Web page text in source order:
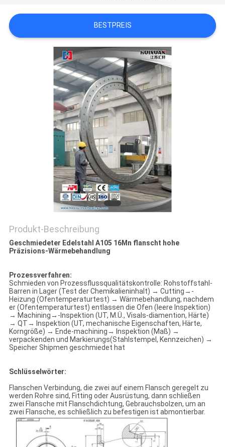
BESTPREIS
Produkt-Beschreibung
Geschmiedeter Edelstahl A105 16Mn flanscht hohe
Präzisions-Wärmebehandlung
Prozessverfahren:
Schmieden von Prozessflussqualitätskontrolle: Rohstoffstahl-
Barren in Lager (Test der Chemikalieninhalt) → Cutting→-
Heizung (Ofentemperaturtest) → Wärmebehandlung, nachdem
er (Ofentemperaturtest) entlassen die Ofen (leere Inspektion)
→ Machining→-Inspektion (UT, M.Ü., Visals-diamention, Härte)
→ QT→ Inspektion (UT, mechanische Eigenschaften, Härte,
Korngröße) → Ende-machining→ Inspektion (Maß) →
verpackenden und Markierungs(Stahlstempel, Kennzeichen) →
Speicher Shipmen geschmiedet hat
Schlüsselwörter:
Flanschen Verbindung, die zwei auf einem Flansch geregelt zu
werden Rohre sind, Fitting oder Ausrüstung, dann schließen
zwei Flansche mit Flanschdichtung, Gebrauchsbolzen, um an
zwei Flansche, es schließlich zu befestigen ist abmontierbar.